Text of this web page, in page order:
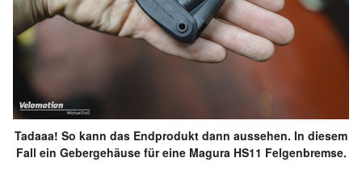
Tadaaa! So kann das Endprodukt dann aussehen. In diesem
Fall ein Gebergehäuse für eine Magura HS11 Felgenbremse.